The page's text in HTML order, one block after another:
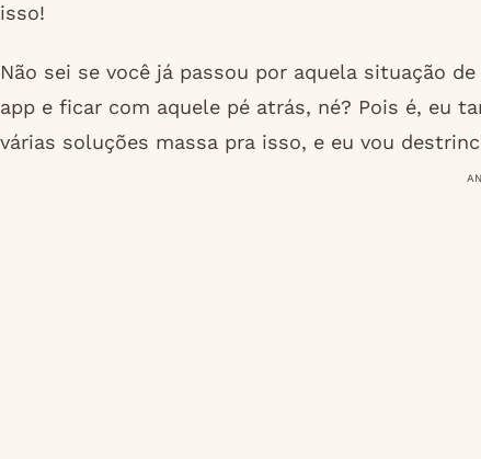
isso!
Não sei se você já passou por aquela situação
app e ficar com aquele pé atrás, né? Pois é, eu
várias soluções massa pra isso, e eu vou